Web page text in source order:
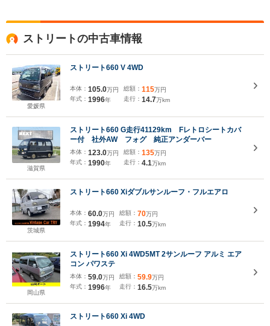
ストリートの中古車情報
愛媛県
ストリート660 V 4WD
本体： 105.0万円
年式： 1996年
総額： 115万円
走行： 14.7万km
滋賀県
ストリート660 G走行41129km Fレトロシートカバ
ー付 社外AW フォグ 純正アンダーバー
本体： 123.0万円
年式： 1990年
総額： 135万円
走行： 4.1万km
茨城県
ストリート660 Xiダブルサンルーフ・フルエアロ
本体： 60.0万円
年式： 1994年
総額： 70万円
走行： 10.5万km
岡山県
ストリート660 Xi 4WD5MT 2サンルーフ アルミ エア
コン パワステ
本体： 59.0万円
年式： 1996年
総額： 59.9万円
走行： 16.5万km
ストリート660 Xi 4WD